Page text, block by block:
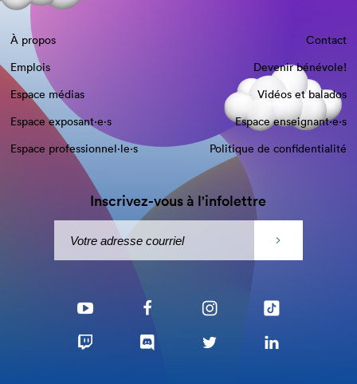
À propos
Contact
Emplois
Devenir bénévole!
Espace médias
Vidéos et balados
Espace exposant·e⋅s
Espace enseignant·e⋅s
Espace professionnel·le⋅s
Politique de confidentialité
Inscrivez-vous à l'infolettre